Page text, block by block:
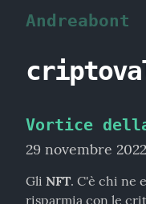
Andreabont
Vortice
29 novembre 2022
Gli NFT. C'è chi ne
risparmia con le